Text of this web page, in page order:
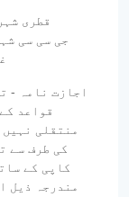
- قطری
- جی سی سی
قواعد
منتقلی
کی طرف سے
مندرجہ ذیل